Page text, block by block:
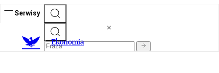
Serwisy
Ekonomia